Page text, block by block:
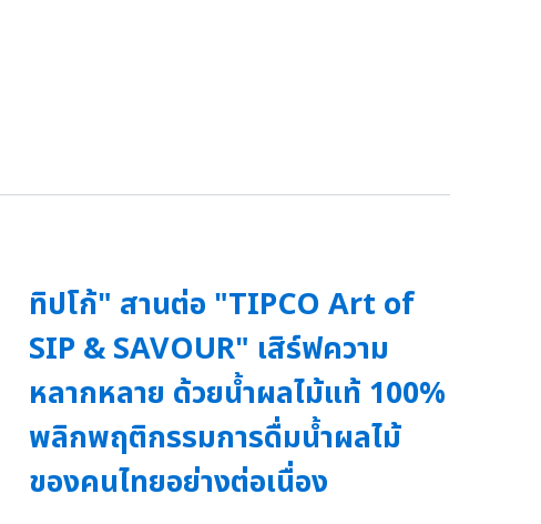
ทิปโก้" สานต่อ "TIPCO Art of
SIP & SAVOUR" เสิร์ฟความ
หลากหลาย ด้วยน้ำผลไม้แท้ 100%
พลิกพฤติกรรมการดื่มน้ำผลไม้
ของคนไทยอย่างต่อเนื่อง